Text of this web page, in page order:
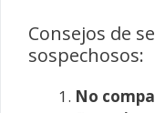
Consejos de
sospechosos:
No